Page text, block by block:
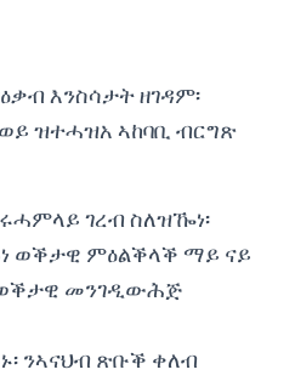
እንስሳታት ዘገዳም፡
ዝተሓዝአ ኣከባቢ ብርግጽ
ገረብ ስለዝዀነ፡
ወቕታዊ ምዕልቕላቕ ማይ ናይ
መንገዲውሕጅ
ንኣናህብ ጽቡቕ ቀለብ